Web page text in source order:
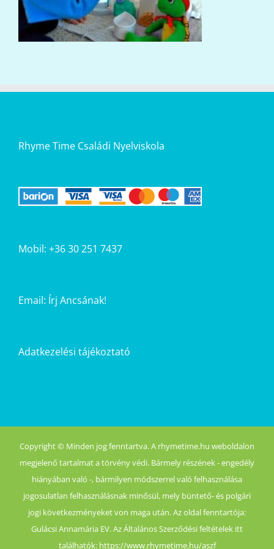
Rhyme Time Családi Nyelviskola
Mobil: +36 30 251 7437
Email: Írj Ancsának!
Adatkezelési tájékoztató
Copyright © Minden jog fenntartva. A rhymetime.hu weboldalon
megjelenő tartalmat a törvény védi. Bármely részének - engedély
hiányában való -, bármilyen módszerrel való felhasználása
jogosulatlan felhasználásnak minősül, mely büntető- és polgári
jogi következményeket von maga után. Az oldal fenntartója:
Gulácsi Annamária EV. Az Általános Szerződési feltételek itt
találhatók: https://www.rhymetime.hu/aszf